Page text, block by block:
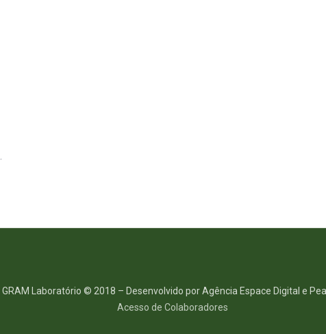
GRAM Laboratório © 2018 – Desenvolvido por Agência Espace Digital e
Acesso de Colaboradores